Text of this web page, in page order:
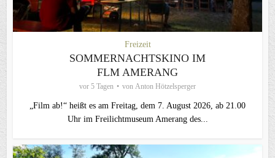
Freizeit
SOMMERNACHTSKINO IM
FLM AMERANG
vor 5 Tagen von Anton Hötzelsperger
„Film ab!“ heißt es am Freitag, dem 7. August 2026, ab 21.00
Uhr im Freilichtmuseum Amerang des...